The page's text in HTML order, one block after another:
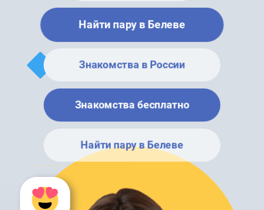
Найти пару в Белеве
Знакомства в России
Знакомства бесплатно
Найти пару в Белеве